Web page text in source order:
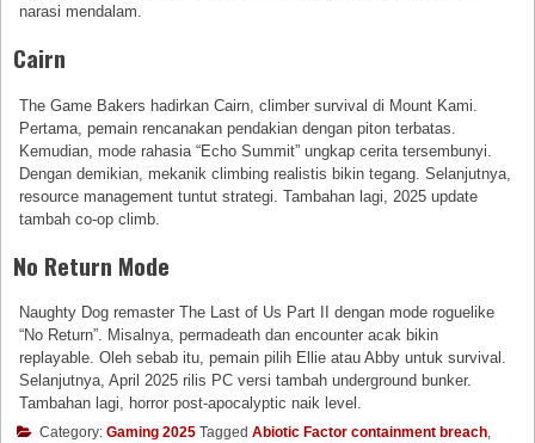
narasi mendalam.
Cairn
The Game Bakers hadirkan Cairn, climber survival di Mount Kami.
Pertama, pemain rencanakan pendakian dengan piton terbatas.
Kemudian, mode rahasia “Echo Summit” ungkap cerita tersembunyi.
Dengan demikian, mekanik climbing realistis bikin tegang. Selanjutnya,
resource management tuntut strategi. Tambahan lagi, 2025 update
tambah co-op climb.
No Return Mode
Naughty Dog remaster The Last of Us Part II dengan mode roguelike
“No Return”. Misalnya, permadeath dan encounter acak bikin
replayable. Oleh sebab itu, pemain pilih Ellie atau Abby untuk survival.
Selanjutnya, April 2025 rilis PC versi tambah underground bunker.
Tambahan lagi, horror post-apocalyptic naik level.
Category: Gaming 2025 Tagged Abiotic Factor containment breach